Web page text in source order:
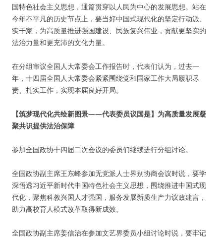
国特色社会主义思想，通篇贯穿以人民为中心的发展思想。站在
今年不平凡的历史节点上，要当好中国式现代化的坚定行动派、
实干家，为高质量推进强国建设、民族复兴伟业，贡献更坚实的
法治力量和更充沛的文化力量。
在分组审议全国人大常委会工作报告时，代表们认为，过去一
年，十四届全国人大常委会紧紧围绕党和国家工作大局履职尽
责、扎实工作，实现本届良好开局。
【筑梦现代化共绘新图景——代表委员议国是】为高质量发展凝
聚共识提供法治保障
参加全国政协十四届二次会议的委员们继续进行分组讨论。
全国政协副主席王东峰参加无党派人士界别协商会议时说，要学
深悟透习近平新时代中国特色社会主义思想，围绕推进中国式现
代化，聚焦科教兴国人才强国，服务发展新质生产力议政建言，
助力高校育人模式改革取得新成效。
全国政协副主席姜信治在参加文艺界委员小组讨论时说，要牢记